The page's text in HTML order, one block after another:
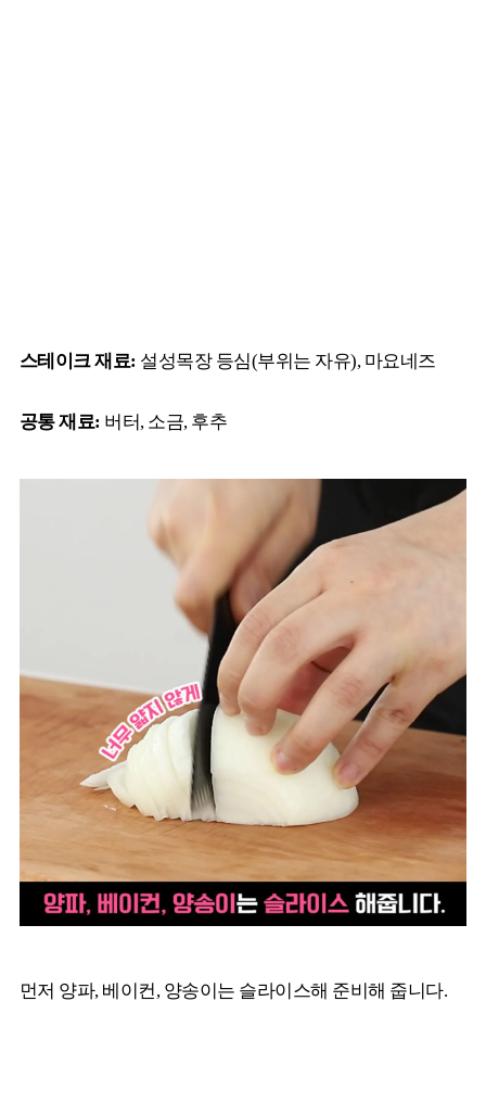
스테이크 재료: 설성목장 등심(부위는 자유), 마요네즈
공통 재료: 버터, 소금, 후추
먼저 양파, 베이컨, 양송이는 슬라이스해 준비해 줍니다.